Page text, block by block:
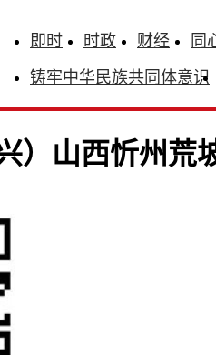
即时 时政 财经 同
铸牢中华民族共同体意识
）山西忻州荒